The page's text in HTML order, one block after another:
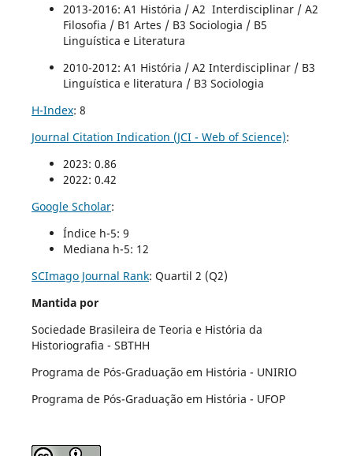
2013-2016: A1 História / A2 Interdisciplinar / A2
Filosofia / B1 Artes / B3 Sociologia / B5
Linguística e Literatura
2010-2012: A1 História / A2 Interdisciplinar / B3
Linguística e literatura / B3 Sociologia
H-Index: 8
Journal Citation Indication (JCI - Web of Science):
2023: 0.86
2022: 0.42
Google Scholar:
Índice h-5: 9
Mediana h-5: 12
SCImago Journal Rank: Quartil 2 (Q2)
Mantida por
Sociedade Brasileira de Teoria e História da
Historiografia - SBTHH
Programa de Pós-Graduação em História - UNIRIO
Programa de Pós-Graduação em História - UFOP